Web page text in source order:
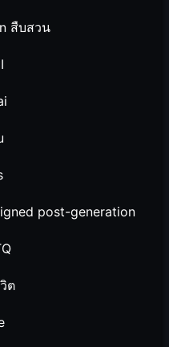
สืบสวน
post-generation
ต